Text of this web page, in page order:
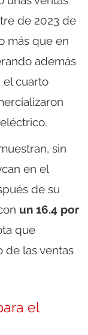
de 2023 de
más que en
además
el cuarto
sin
en el
de su
un 16.4 por
que
de las ventas
el